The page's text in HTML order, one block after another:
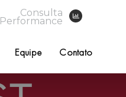
Consulta
Performance
Equipe Contato